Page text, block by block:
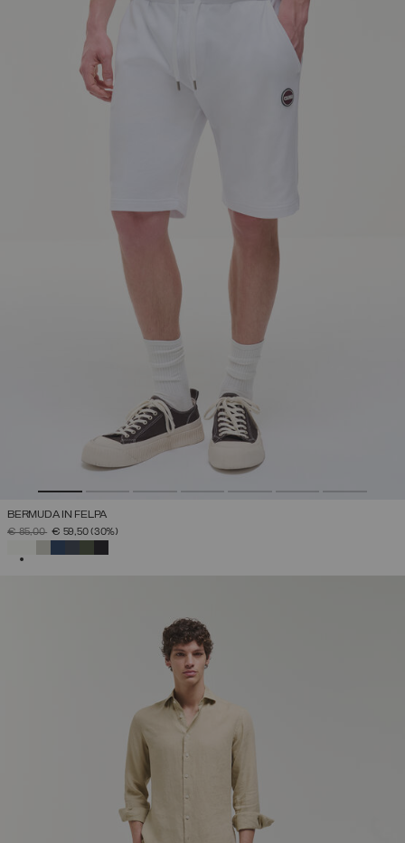
BERMUDA IN FELPA
PREZZO RIDOTTO DA
€ 85,00A€ 59,50(30%)